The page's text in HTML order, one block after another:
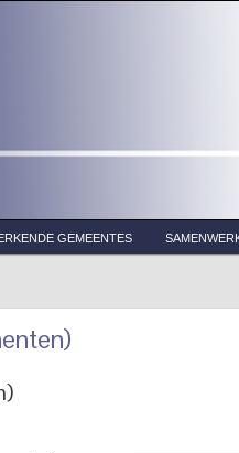
GEMEENTES